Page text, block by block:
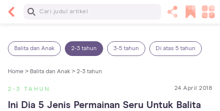
Baca Selanjutnya
Balita dan Anak 2-3 tahun 3-5 tahun Di atas 5 tahun
Home > Balita dan Anak > 2-3 tahun
2-3 TAHUN 24 April 2018
Ini Dia 5 Jenis Permainan Seru Untuk Balita